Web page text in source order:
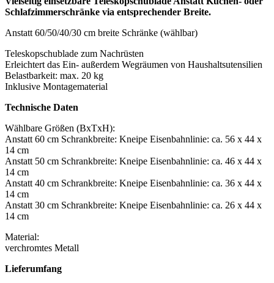
Schlafzimmerschränke via entsprechender Breite.
Anstatt 60/50/40/30 cm breite Schränke (wählbar)
Teleskopschublade zum Nachrüsten
Erleichtert das Ein- außerdem Wegräumen von Haushaltsutensilien
Belastbarkeit: max. 20 kg
Inklusive Montagematerial
Technische Daten
Wählbare Größen (BxTxH):
Anstatt 60 cm Schrankbreite: Kneipe Eisenbahnlinie: ca. 56 x 44 x
14 cm
Anstatt 50 cm Schrankbreite: Kneipe Eisenbahnlinie: ca. 46 x 44 x
14 cm
Anstatt 40 cm Schrankbreite: Kneipe Eisenbahnlinie: ca. 36 x 44 x
14 cm
Anstatt 30 cm Schrankbreite: Kneipe Eisenbahnlinie: ca. 26 x 44 x
14 cm
Material:
verchromtes Metall
Lieferumfang